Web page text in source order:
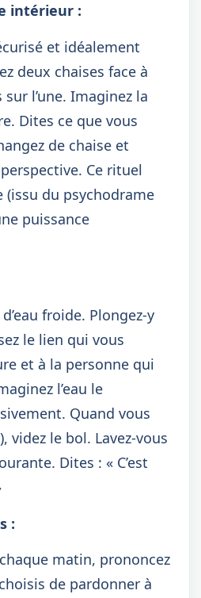
intérieur :
et idéalement
deux chaises face à
sur l’une. Imaginez la
Dites ce que vous
de chaise et
Ce rituel
du psychodrame
puissance
froide. Plongez-y
le lien qui vous
et à la personne qui
l’eau le
Quand vous
videz le bol. Lavez-vous
Dites : « C’est
:
matin, prononcez
de pardonner à